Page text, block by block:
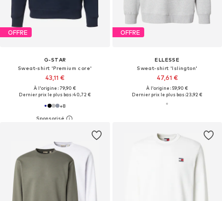
OFFRE
G-STAR
Sweat-shirt 'Premium core'
43,11 €
À l'origine : 79,90 €
Dernier prix le plus bas :40,72 €
+8
OFFRE
ELLESSE
Sweat-shirt 'Islington'
47,61 €
À l'origine : 59,90 €
Dernier prix le plus bas :23,92 €